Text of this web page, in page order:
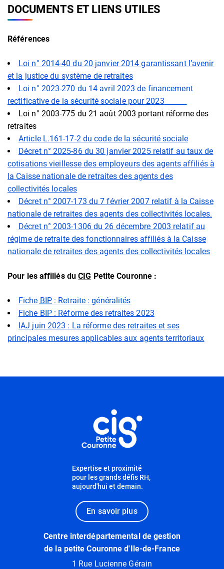
DOCUMENTS ET LIENS UTILES
Références
Loi n° 2014-40 du 20 janvier 2014 garantissant l’avenir
et la justice du système de retraites
Loi n° 2023-270 du 14 avril 2023 de financement
rectificative de la sécurité sociale pour 2023
Loi n° 2003-775 du 21 août 2003 portant réforme des
retraites
Article L.161-17-2 du code de la sécurité sociale
Décret n° 2025-86 du 30 janvier 2025 relatif au taux de
cotisations vieillesse des employeurs des agents affiliés à
la Caisse nationale de retraites des agents des
collectivités locales
Décret n° 2007-173 du 7 février 2007 relatif à la Caisse
nationale de retraites des agents des collectivités locales.
Décret n° 2003-1306 du 26 décembre 2003 relatif au
régime de retraite des fonctionnaires affiliés à la Caisse
nationale de retraites des agents des collectivités locales
Pour les affiliés duCIG Petite Couronne :
Fiche BIP: Retraite : généralités
Fiche BIP: Réforme des retraites 2023
IAJ juin 2023 : La réforme des retraites et ses
principales mesures applicables aux agents territoriaux
Expertise et proximité
pour les grands défis RH,
aujourd'hui et demain.
En savoir plus
Centre interdépartemental de gestion
de la petite Couronne d'Ile-de-France
1 Rue Lucienne Gérain